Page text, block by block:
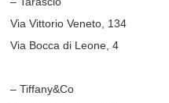
Via Vittorio Veneto, 134
Via Bocca di Leone, 4
– Tiffany&Co